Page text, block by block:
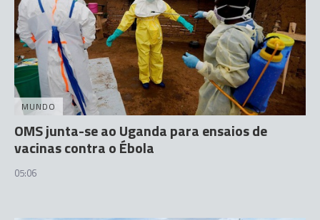
MUNDO
OMS junta-se ao Uganda para ensaios de
vacinas contra o Ébola
05:06